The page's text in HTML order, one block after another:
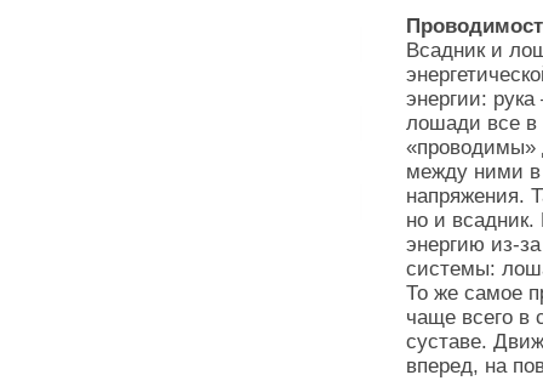
Всадник и
энергии:
лошади все в
«проводимы»
между ними в
напряжения.
но и
энергию из-
системы:
То же самое
чаще всего в
суставе.
вперед, на